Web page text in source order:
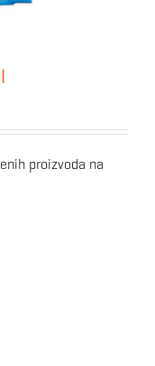
proizvoda na